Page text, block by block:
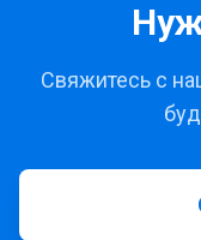
Свяжитесь с